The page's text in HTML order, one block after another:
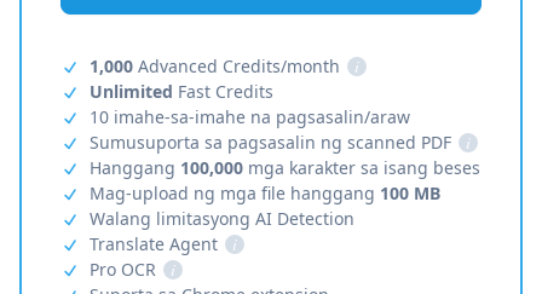
1,000 Advanced Credits/month
i
Unlimited Fast Credits
10 imahe-sa-imahe na pagsasalin/araw
Sumusuporta sa pagsasalin ng scanned PDF
i
Hanggang 100,000 mga karakter sa isang beses
Mag-upload ng mga file hanggang 100 MB
Walang limitasyong AI Detection
Translate Agent
i
Pro OCR
i